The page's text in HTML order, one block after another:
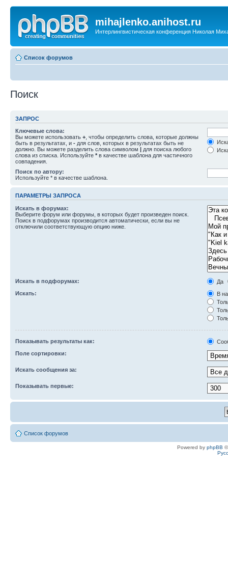
mihajlenko.anihost.ru
Интерлингвистическая конференция Николая
Список форумов
Поиск
ЗАПРОС
Ключевые слова:
Вы можете использовать + , чтобы определить слова, которые должны
быть в результатах, и - для слов, которых в результатах быть не
должно. Вы можете разделить слова символом | для поиска любого
слова из списка. Используйте * в качестве шаблона для частичного
совпадения.
Поиск по автору:
Используйте * в качестве шаблона.
ПАРАМЕТРЫ ЗАПРОСА
Искать в форумах:
Выберите форум или форумы, в которых будет произведен поиск.
Поиск в подфорумах производится автоматически, если вы не
отключили соответствующую опцию ниже.
Искать в подфорумах:
Да
Искать:
В
Показывать результаты как:
Поле сортировки:
Искать сообщения за:
Показывать первые:
Список форумов
Powered by phpBB